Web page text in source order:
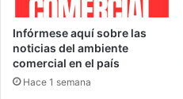
Infórmese aquí sobre las
noticias del ambiente
comercial en el país
Hace 1 semana